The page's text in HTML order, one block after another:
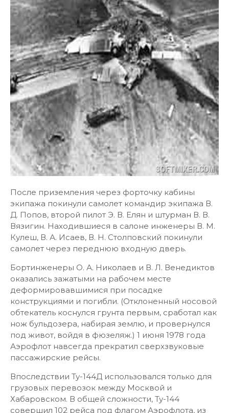
После приземления через форточку кабины
экипажа покинули самолет командир экипажа В.
Д. Попов, второй пилот Э. В. Елян и штурман В. В.
Вязигин. Находившиеся в салоне инженеры В. М.
Кулеш, В. А. Исаев, В. Н. Столповский покинули
самолет через переднюю входную дверь.
Бортинженеры О. А. Николаев и В. Л. Венедиктов
оказались зажатыми на рабочем месте
деформировавшимися при посадке
конструкциями и погибли. (Отклоненный носовой
обтекатель коснулся грунта первым, сработал как
нож бульдозера, набирая землю, и провернулся
под живот, войдя в фюзеляж.) 1 июня 1978 года
Аэрофлот навсегда прекратил сверхзвуковые
пассажирские рейсы.
Впоследствии Ту-144Д использовался только для
грузовых перевозок между Москвой и
Хабаровском. В общей сложности, Ту-144
совершил 102 рейса под флагом Аэрофлота, из